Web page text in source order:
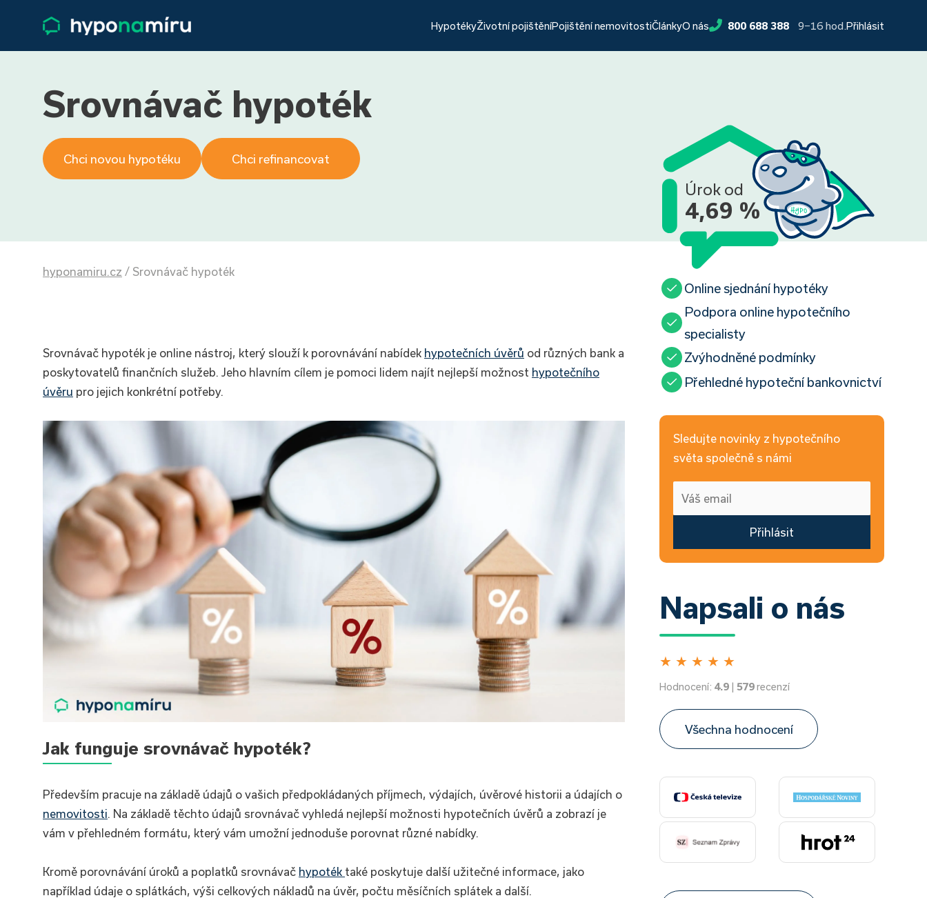
HypotékyŽivotní pojištěníPojištění nemovitostiČlánkyO nás 800 688 388 9−16 hod. Přihlásit
Srovnávač hypoték
Chci novou hypotéku Chci refinancovat
Úrok od
4,69 %
hyponamiru.cz / Srovnávač hypoték
Srovnávač hypoték je online nástroj, který slouží k porovnávání nabídek hypotečních úvěrů od různých bank a
poskytovatelů finančních služeb. Jeho hlavním cílem je pomoci lidem najít nejlepší možnost hypotečního
úvěru pro jejich konkrétní potřeby.
Jak funguje srovnávač hypoték?
Především pracuje na základě údajů o vašich předpokládaných příjmech, výdajích, úvěrové historii a údajích o
nemovitosti . Na základě těchto údajů srovnávač vyhledá nejlepší možnosti hypotečních úvěrů a zobrazí je
vám v přehledném formátu, který vám umožní jednoduše porovnat různé nabídky.
Kromě porovnávání úroků a poplatků srovnávač hypoték také poskytuje další užitečné informace, jako
například údaje o splátkách, výši celkových nákladů na úvěr, počtu měsíčních splátek a další.
Online sjednání hypotéky
Podpora online hypotečního
specialisty
Zvýhodněné podmínky
Přehledné hypoteční bankovnictví
Sledujte novinky z hypotečního
světa společně s námi
Přihlásit
Napsali o nás
★ ★ ★ ★ ★
Hodnocení: 4.9 | 579recenzí
Všechna hodnocení